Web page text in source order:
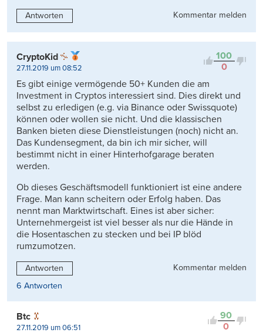
Antworten Kommentar melden
100
0
CryptoKid
27.11.2019 um 08:52
Es gibt einige vermögende 50+ Kunden die am
Investment in Cryptos interessiert sind. Dies direkt und
selbst zu erledigen (e.g. via Binance oder Swissquote)
können oder wollen sie nicht. Und die klassischen
Banken bieten diese Dienstleistungen (noch) nicht an.
Das Kundensegment, da bin ich mir sicher, will
bestimmt nicht in einer Hinterhofgarage beraten
werden.
Ob dieses Geschäftsmodell funktioniert ist eine andere
Frage. Man kann scheitern oder Erfolg haben. Das
nennt man Marktwirtschaft. Eines ist aber sicher:
Unternehmergeist ist viel besser als nur die Hände in
die Hosentaschen zu stecken und bei IP blöd
rumzumotzen.
Antworten
Kommentar melden
6 Antworten
90
0
Btc
27.11.2019 um 06:51